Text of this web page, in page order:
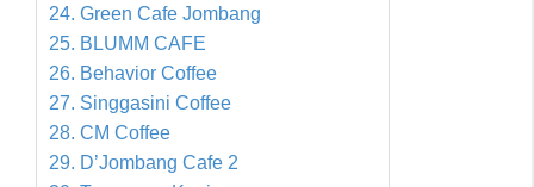
24. Green Cafe Jombang
25. BLUMM CAFE
26. Behavior Coffee
27. Singgasini Coffee
28. CM Coffee
29. D’Jombang Cafe 2